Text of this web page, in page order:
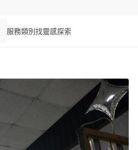
服務類別 找靈感探索